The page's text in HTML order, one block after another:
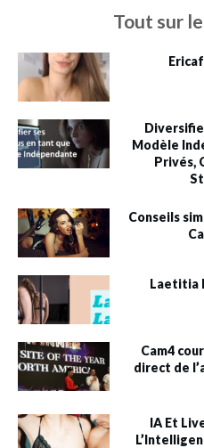
Tout sur
Modèle
Privés,
Conseils
Laetitia
Cam4
direct de
IA Et